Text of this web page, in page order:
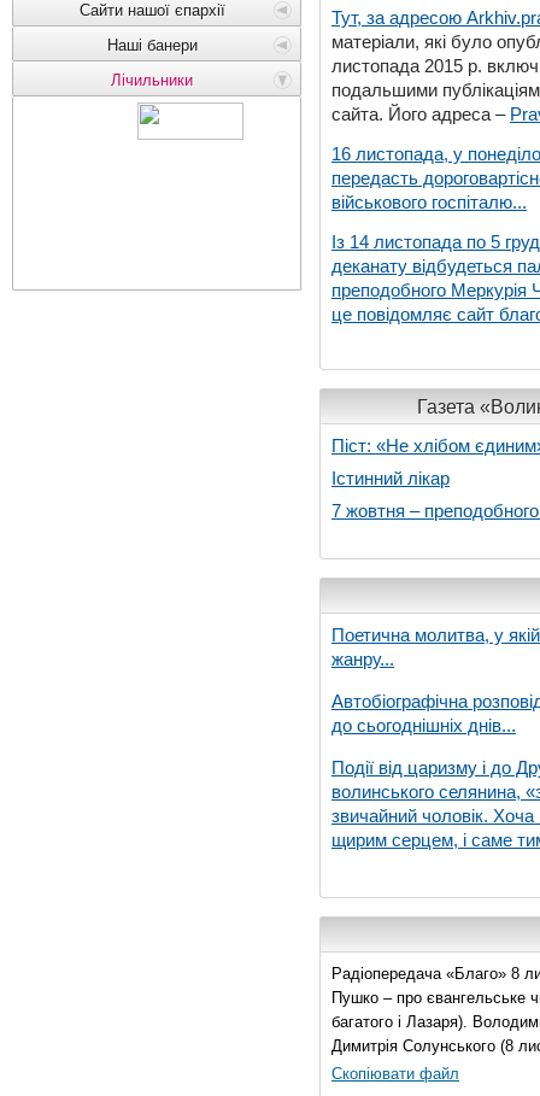
Сайти нашої єпархії
Наші банери
Лічильники
Тут, за адресою
матеріали, які було
листопада 2015 р.
подальшими
сайта. Його адреса –
16 листопада, у
передасть
військового госпіталю...
Із 14 листопада по 5
деканату відбудеться
преподобного Меркурія
це повідомляє сайт
Газета
Піст: «Не хлібом
Істинний лікар
7 жовтня –
Поетична молитва, у
жанру...
Автобіографічна
до сьогоднішніх днів...
Події від царизму і до
волинського селянина,
звичайний чоловік. Хоча
щирим серцем, і саме
Радіопередача «Благо» 8
Пушко – про євангельське
багатого і Лазаря).
Димитрія Солунського (8
Скопіювати файл